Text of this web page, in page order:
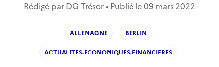
Rédigé par DG Trésor • Publié le09 mars 2022
ALLEMAGNE BERLIN
ACTUALITES-ECONOMIQUES-FINANCIERES